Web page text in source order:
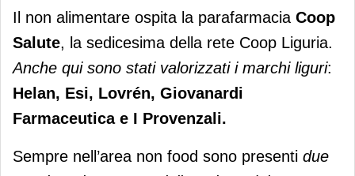
Il non alimentare ospita la parafarmacia Coop
Salute, la sedicesima della rete Coop Liguria.
Anche qui sono stati valorizzati i marchi liguri:
Helan, Esi, Lovrén, Giovanardi
Farmaceutica e I Provenzali.
Sempre nell’area non food sono presenti due